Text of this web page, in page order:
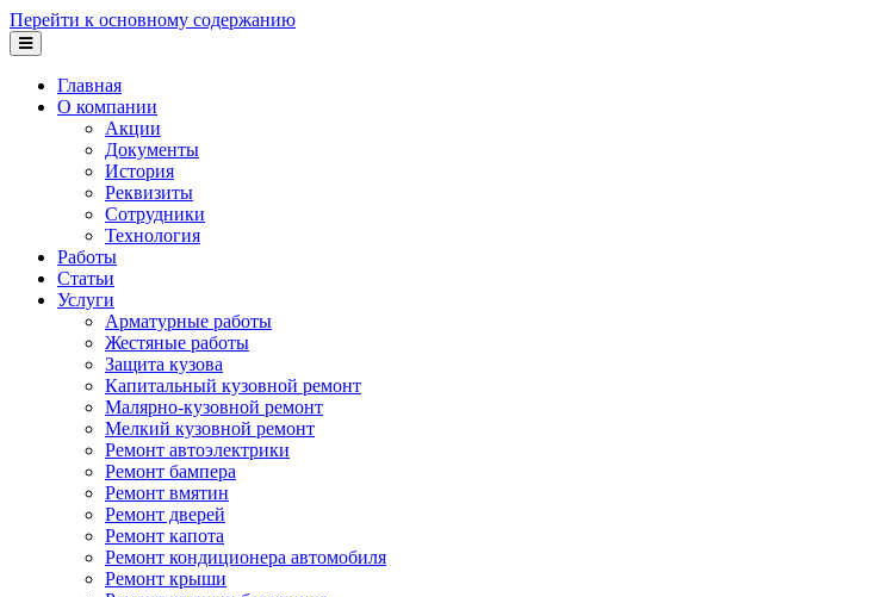
Перейти к основному содержанию
Главная
О компании
Акции
Документы
История
Реквизиты
Сотрудники
Технология
Работы
Статьи
Услуги
Арматурные работы
Жестяные работы
Защита кузова
Капитальный кузовной ремонт
Малярно-кузовной ремонт
Мелкий кузовной ремонт
Ремонт автоэлектрики
Ремонт бампера
Ремонт вмятин
Ремонт дверей
Ремонт капота
Ремонт кондиционера автомобиля
Ремонт крыши